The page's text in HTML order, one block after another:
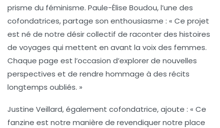
prisme du féminisme. Paule-Élise Boudou, l’une des
cofondatrices, partage son enthousiasme : « Ce projet
est né de notre désir collectif de raconter des histoires
de voyages qui mettent en avant la voix des femmes.
Chaque page est l’occasion d’explorer de nouvelles
perspectives et de rendre hommage à des récits
longtemps oubliés. »
Justine Veillard, également cofondatrice, ajoute : « Ce
fanzine est notre manière de revendiquer notre place